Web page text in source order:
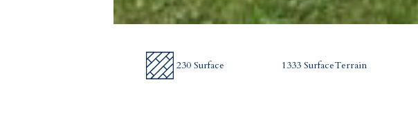
230 Surface 1333 SurfaceTerrain